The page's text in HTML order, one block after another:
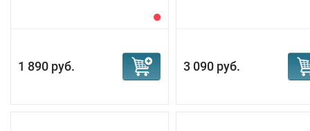
1 890 руб. 3 090 руб.